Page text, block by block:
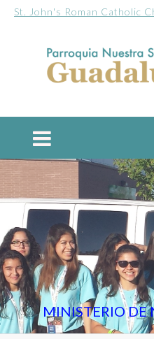
St. John's Roman Catholic
MINISTERIO DE